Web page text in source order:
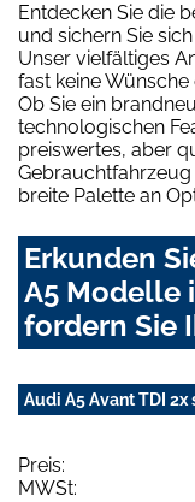
Entdecken Sie die
und sichern Sie
Unser vielfältiges
fast keine Wünsche
Ob Sie ein
technologischen
preiswertes, aber
Gebrauchtfahrzeug
breite Palette an
Erkunden
A5 Modelle
fordern Sie
Audi A5 Avant TDI 2x
Preis:
MWSt: